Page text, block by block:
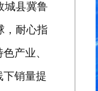
城县冀鲁
，耐心指
产业、
下销量提